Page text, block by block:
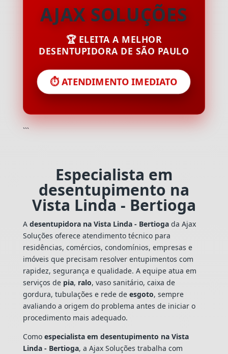
AJAX SOLUÇÕES
🏆 ELEITA A MELHOR
DESENTUPIDORA DE SÃO PAULO
⏱️ ATENDIMENTO IMEDIATO
```
Especialista em
desentupimento na
Vista Linda - Bertioga
A desentupidora na Vista Linda - Bertiogada Ajax
Soluções oferece atendimento técnico para
residências, comércios, condomínios, empresas e
imóveis que precisam resolver entupimentos com
rapidez, segurança e qualidade. A equipe atua em
serviços de pia, ralo, vaso sanitário, caixa de
gordura, tubulações e rede de esgoto, sempre
avaliando a origem do problema antes de iniciar o
procedimento mais adequado.
Como especialista em desentupimento na Vista
Linda - Bertioga, a Ajax Soluções trabalha com